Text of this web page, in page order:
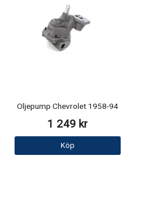
Oljepump Chevrolet 1958-94
1 249 kr
Köp